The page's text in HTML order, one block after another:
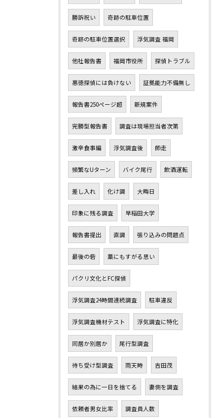
勝訴祝い 奇跡の駐車位置
奇跡の駐車位置選択 浮気調査 福岡
他社報告書 福岡市役所 探偵トラブル
悪徳探偵には負けない 証拠能力不備無し
報告書250ページ超 新規案件
完勝型報告書 調査は現場担当者次第
激辛食事編 浮気調査後 師走
頻繁なUターン バイク尾行 飲酒運転
差し入れ 化け調 大晦日
印象に残る調査 早稲田大学
報告書提出 直調 張り込みの問題点
最後の砦 藁にもすがる思い
パクリ文化とFC探偵
浮気調査24時間連続調査 駐車違反
浮気調査機材テスト 浮気調査に特化
同居か別居か 尾行型調査
待ち受け型調査 雨天時 吉田茂
結果の為に一日を捨てる 妻側を調査
依頼者男女比率 調査員人数